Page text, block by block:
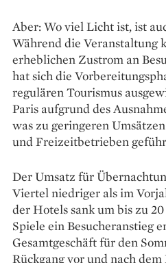
Aber: Wo viel Licht ist, ist
Während die Veranstaltung
erheblichen Zustrom an
hat sich die
regulären Tourismus
Paris aufgrund des
was zu geringeren
und Freizeitbetrieben
Der Umsatz für
Viertel niedriger als im
der Hotels sank um bis zu
Spiele ein Besucheranstieg
Gesamtgeschäft für den
Rückgang vor und nach